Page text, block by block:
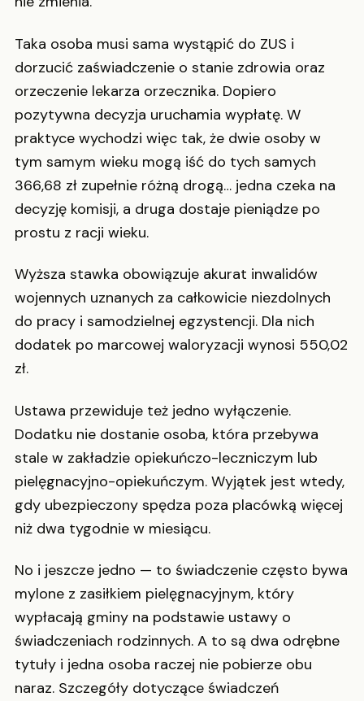
Taka osoba musi sama wystąpić do ZUS i
dorzucić zaświadczenie o stanie zdrowia oraz
orzeczenie lekarza orzecznika. Dopiero
pozytywna decyzja uruchamia wypłatę. W
praktyce wychodzi więc tak, że dwie osoby w
tym samym wieku mogą iść do tych samych
366,68 zł zupełnie różną drogą… jedna czeka na
decyzję komisji, a druga dostaje pieniądze po
prostu z racji wieku.
Wyższa stawka obowiązuje akurat inwalidów
wojennych uznanych za całkowicie niezdolnych
do pracy i samodzielnej egzystencji. Dla nich
dodatek po marcowej waloryzacji wynosi 550,02
zł.
Ustawa przewiduje też jedno wyłączenie.
Dodatku nie dostanie osoba, która przebywa
stale w zakładzie opiekuńczo-leczniczym lub
pielęgnacyjno-opiekuńczym. Wyjątek jest wtedy,
gdy ubezpieczony spędza poza placówką więcej
niż dwa tygodnie w miesiącu.
No i jeszcze jedno — to świadczenie często bywa
mylone z zasiłkiem pielęgnacyjnym, który
wypłacają gminy na podstawie ustawy o
świadczeniach rodzinnych. A to są dwa odrębne
tytuły i jedna osoba raczej nie pobierze obu
naraz. Szczegóły dotyczące świadczeń